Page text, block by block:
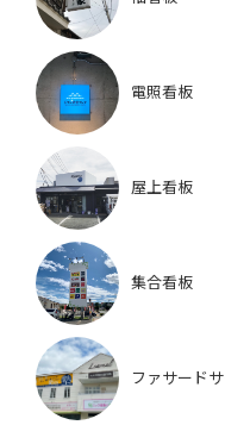
電照看板
屋上看板
集合看板
ファサード